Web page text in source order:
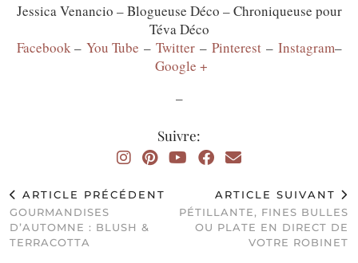
Jessica Venancio – Blogueuse Déco – Chroniqueuse pour
Téva Déco
Facebook– You Tube – Twitter – Pinterest – Instagram–
Google +
–
Suivre:
ARTICLE PRÉCÉDENT
GOURMANDISES
D’AUTOMNE : BLUSH &
TERRACOTTA
ARTICLE SUIVANT
PÉTILLANTE, FINES BULLES
OU PLATE EN DIRECT DE
VOTRE ROBINET